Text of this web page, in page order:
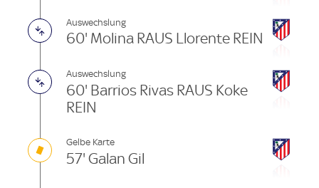
Auswechslung
60' Molina RAUS Llorente REIN
Auswechslung
60' Barrios Rivas RAUS Koke
REIN
Gelbe Karte
57' Galan Gil